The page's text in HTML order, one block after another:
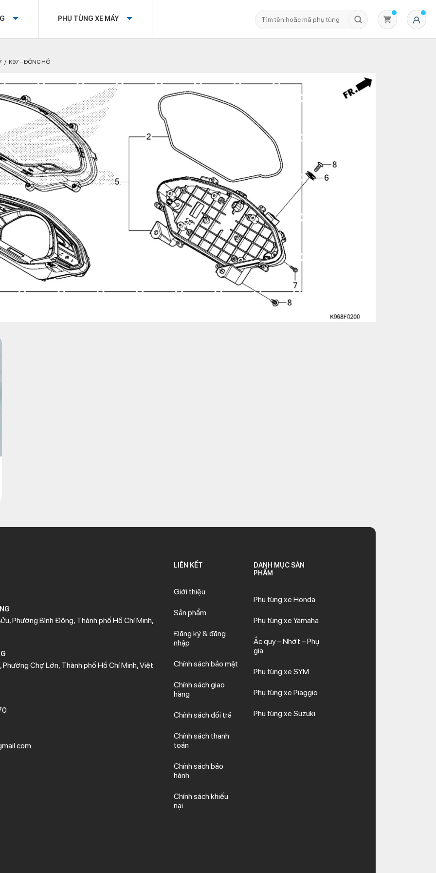
PHỤ TÙNG XE MÁY
Không có sản phẩm nào trong giỏ hàng
K97 – ĐỒNG HỒ
Phường Bình Đông, Thành phố Hồ Chí Minh,
Phường Chợ Lớn, Thành phố Hồ Chí Minh, Việt
LIÊN KẾT
Giới thiệu
Sản phẩm
Đăng ký & đăng
nhập
Chính sách bảo mật
Chính sách giao
hàng
Chính sách đổi trả
Chính sách thanh
toán
Chính sách bảo
hành
Chính sách khiếu
nại
DANH MỤC SẢN
PHẨM
Phụ tùng xe Honda
Phụ tùng xe Yamaha
Ắc quy – Nhớt – Phụ
gia
Phụ tùng xe SYM
Phụ tùng xe Piaggio
Phụ tùng xe Suzuki